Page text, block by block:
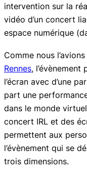
intervention sur la
vidéo d’un concert
espace numérique
Comme nous
Rennes,
l’écran avec d’une
part une
dans le monde
concert IRL et des
permettent aux
l’évènement qui se
trois dimensions.